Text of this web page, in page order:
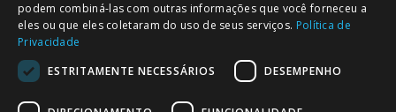
NOTÍCIAS/COMUNICADOS
Notícias
Comunicados
podem combiná-las com outras informações que você forneceu a
eles ou que eles coletaram do uso de seus serviços. Política de
Privacidade
ESTRITAMENTE NECESSÁRIOS
DESEMPENHO